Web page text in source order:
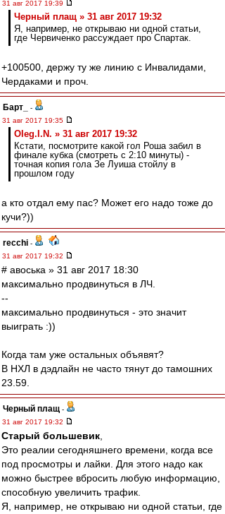
31 авг 2017 19:39
Черный плащ » 31 авг 2017 19:32
Я, например, не открываю ни одной статьи,
где Червиченко рассуждает про Спартак.
+100500, держу ту же линию с Инвалидами,
Чердаками и проч.
Барт_
-
31 авг 2017 19:35
Oleg.I.N. » 31 авг 2017 19:32
Кстати, посмотрите какой гол Роша забил в
финале кубка (смотреть с 2:10 минуты) -
точная копия гола Зе Луиша стойлу в
прошлом году
а кто отдал ему пас? Может его надо тоже до
кучи?))
recchi -
31 авг 2017 19:32
# авоська » 31 авг 2017 18:30
максимально продвинуться в ЛЧ.
--
максимально продвинуться - это значит
выиграть :))
Когда там уже остальных объявят?
В НХЛ в дэдлайн не часто тянут до тамошних
23.59.
Черный плащ -
31 авг 2017 19:32
Старый большевик
Это реалии сегодняшнего времени, когда все
под просмотры и лайки. Для этого надо как
можно быстрее вбросить любую информацию,
способную увеличить трафик.
Я, например, не открываю ни одной статьи, где